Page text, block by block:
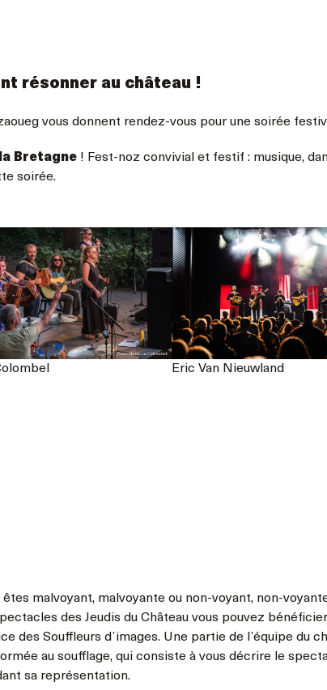
résonner au château !
vous donnent rendez-vous pour une soirée
Bretagne ! Fest-noz convivial et festif : musique,
soirée.
Eric Van Nieuwland
êtes malvoyant, malvoyante ou non-voyant, non-
des Jeudis du Château vous pouvez
des Souffleurs d’images. Une partie de l’équipe du
au soufflage, qui consiste à vous décrire le
sa représentation.